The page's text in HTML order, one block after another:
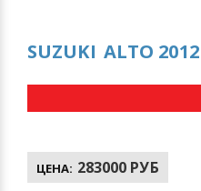
SUZUKI ALTO 2012
ЦЕНА: 283000 РУБ